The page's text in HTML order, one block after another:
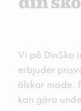
Vi på DinSko
erbjuder
älskar mode.
kan göra